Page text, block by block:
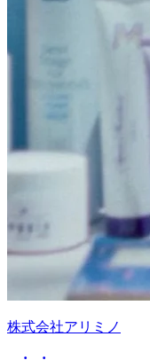
株式会社アリミノ